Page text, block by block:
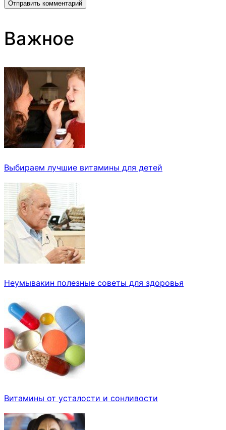
Важное
Выбираем лучшие витамины для детей
Неумывакин полезные советы для здоровья
Витамины от усталости и сонливости